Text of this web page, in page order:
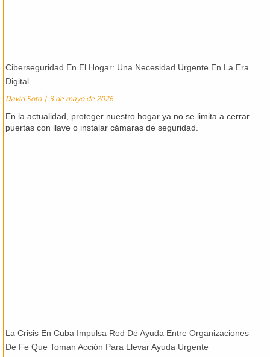
Ciberseguridad En El Hogar: Una Necesidad Urgente En La Era
Digital
David Soto 3 de mayo de 2026
En la actualidad, proteger nuestro hogar ya no se limita a cerrar
puertas con llave o instalar cámaras de seguridad.
La Crisis En Cuba Impulsa Red De Ayuda Entre Organizaciones
De Fe Que Toman Acción Para Llevar Ayuda Urgente